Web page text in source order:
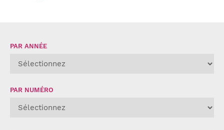
PAR ANNÉE
PAR NUMÉRO